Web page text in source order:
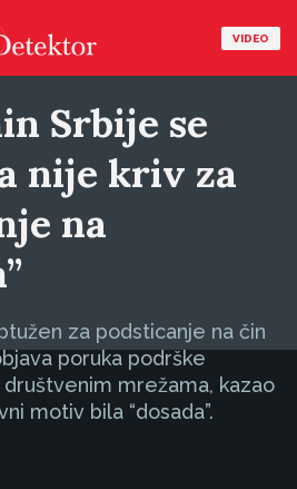
VIDEO
Srbije se
nije kriv za
na
za podsticanje na čin
poruka podrške
društvenim mrežama, kazao
motiv bila “dosada”.